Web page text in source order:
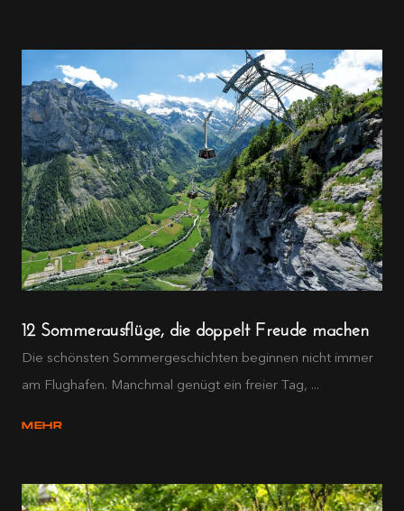
12 Sommerausflüge, die doppelt Freude machen
Die schönsten Sommergeschichten beginnen nicht immer
am Flughafen. Manchmal genügt ein freier Tag, ...
MEHR